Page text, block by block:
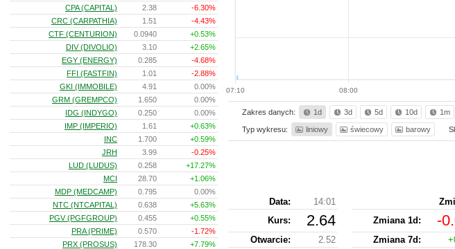
07:10 08:00
Zakres danych: 1d 3d 5d 10d 1m
Typ wykresu: liniowy świecowy barowy
Data:
14:01
Kurs: 2.64
Otwarcie:
2.52
Zmiana 1d:
-
Zmiana 7d:
CPA (CAPITAL)
2.38
-6.30%
CRC (CARPATHIA)
1.51
-4.43%
CTF (CENTURION)
0.0940
+0.53%
DIV (DIVOLIO)
3.10
+2.65%
EGY (ENERGY)
0.285
-4.68%
FFI (FASTFIN)
1.01
-2.88%
GKI (IMMOBILE)
4.91
0.00%
GRM (GREMPCO)
1.650
0.00%
IDG (INDYGO)
0.250
0.00%
IMP (IMPERIO)
1.61
+0.63%
INC
1.700
+0.59%
JRH
3.99
-0.25%
LUD (LUDUS)
0.258
+17.27%
MCI
28.70
+1.06%
MDP (MEDCAMP)
0.795
0.00%
NTC (NTCAPITAL)
0.638
+5.63%
PGV (PGFGROUP)
0.455
+0.55%
PRA (PRIME)
0.570
-1.72%
PRX (PROSUS)
178.30
+7.79%